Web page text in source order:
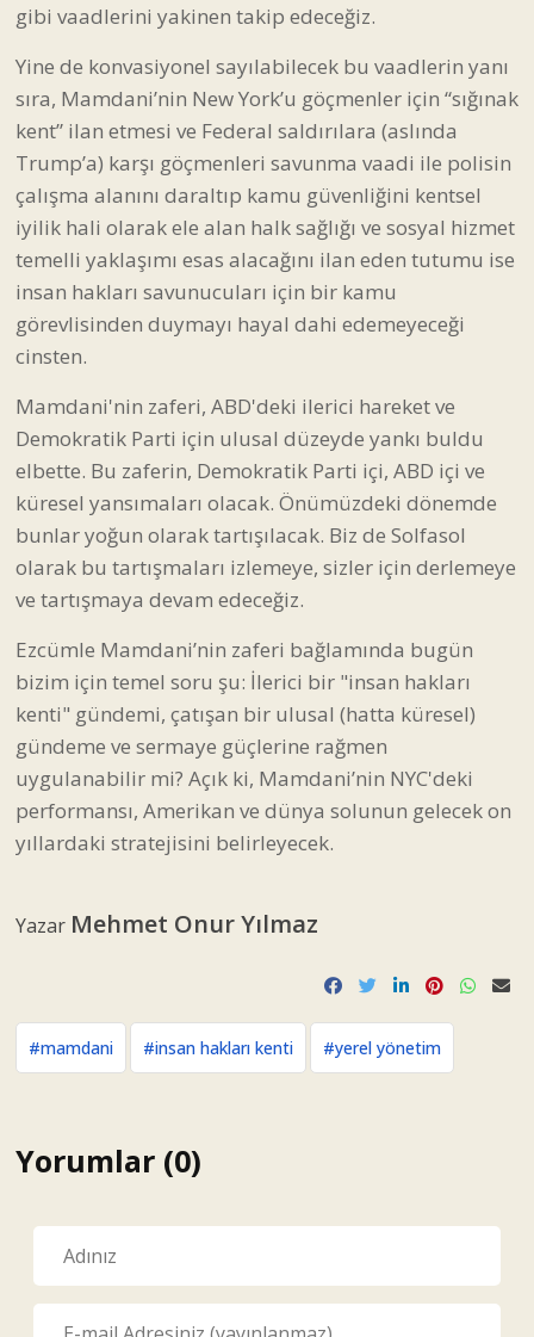
gibi vaadlerini yakinen takip edeceğiz.
Yine de konvasiyonel sayılabilecek bu vaadlerin yanı
sıra, Mamdani’nin New York’u göçmenler için “sığınak
kent” ilan etmesi ve Federal saldırılara (aslında
Trump’a) karşı göçmenleri savunma vaadi ile polisin
çalışma alanını daraltıp kamu güvenliğini kentsel
iyilik hali olarak ele alan halk sağlığı ve sosyal hizmet
temelli yaklaşımı esas alacağını ilan eden tutumu ise
insan hakları savunucuları için bir kamu
görevlisinden duymayı hayal dahi edemeyeceği
cinsten.
Mamdani'nin zaferi, ABD'deki ilerici hareket ve
Demokratik Parti için ulusal düzeyde yankı buldu
elbette. Bu zaferin, Demokratik Parti içi, ABD içi ve
küresel yansımaları olacak. Önümüzdeki dönemde
bunlar yoğun olarak tartışılacak. Biz de Solfasol
olarak bu tartışmaları izlemeye, sizler için derlemeye
ve tartışmaya devam edeceğiz.
Ezcümle Mamdani’nin zaferi bağlamında bugün
bizim için temel soru şu: İlerici bir "insan hakları
kenti" gündemi, çatışan bir ulusal (hatta küresel)
gündeme ve sermaye güçlerine rağmen
uygulanabilir mi? Açık ki, Mamdani’nin NYC'deki
performansı, Amerikan ve dünya solunun gelecek on
yıllardaki stratejisini belirleyecek.
Yazar Mehmet Onur Yılmaz
#mamdani #insan hakları kenti #yerel yönetim
Yorumlar (0)